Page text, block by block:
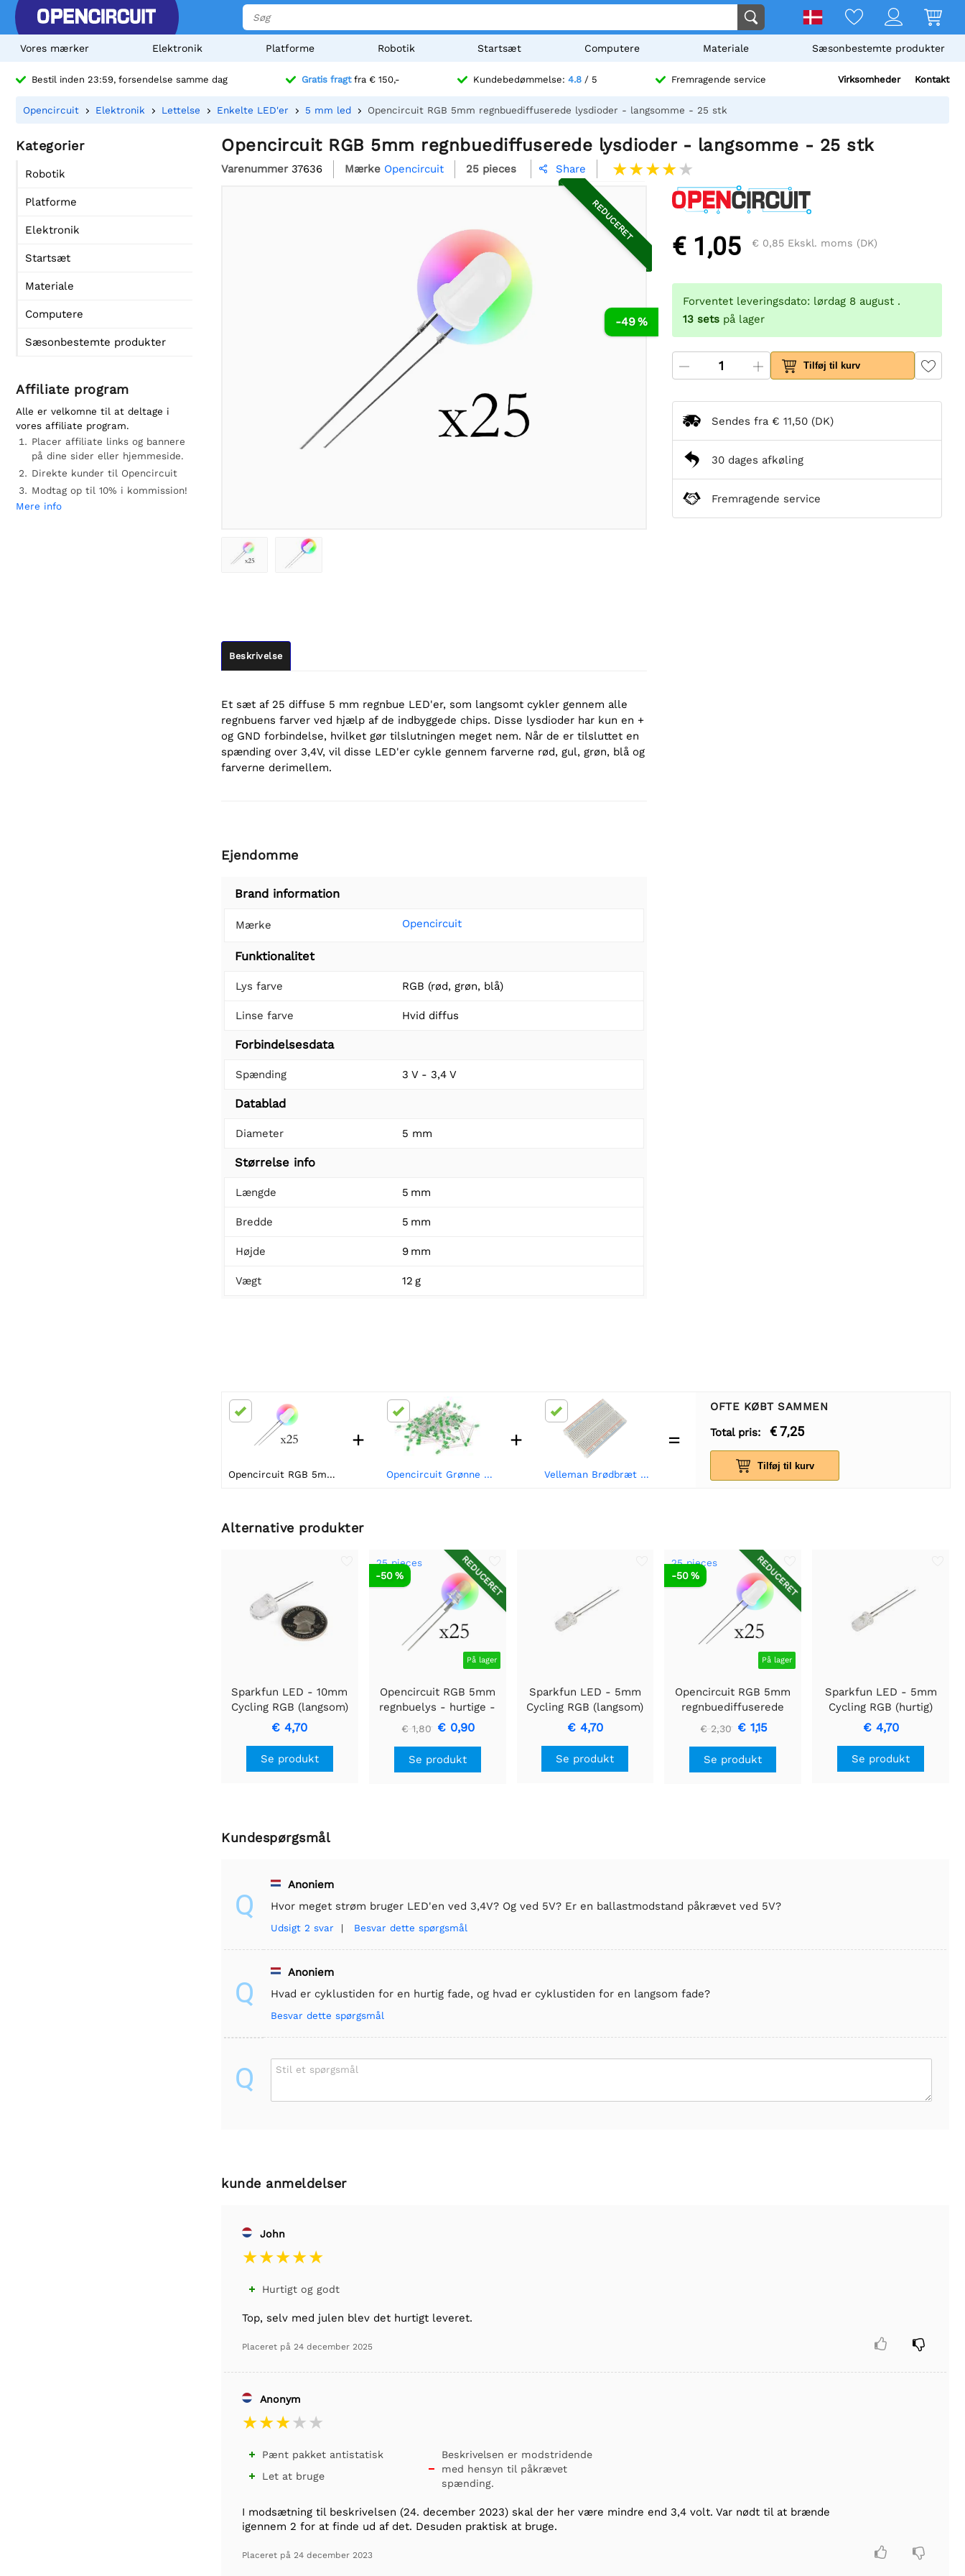
Vores mærker Elektronik Platforme Robotik Startsæt Computere Materiale Sæsonbestemte produkter
Bestil inden 23:59, forsendelse samme dag Gratis fragtfra € 150,- Kundebedømmelse: 4.8 / 5 Fremragende service Virksomheder Kontakt
Opencircuit Elektronik Lettelse Enkelte LED'er 5 mm led Opencircuit RGB 5mm regnbuediffuserede lysdioder - langsomme - 25 stk
Kategorier
Robotik
Platforme
Elektronik
Startsæt
Materiale
Computere
Sæsonbestemte produkter
Affiliate program
Alle er velkomne til at deltage i
vores affiliate program.
Placer affiliate links og bannere
på dine sider eller hjemmeside.
Direkte kunder til Opencircuit
Modtag op til 10% i kommission!
Mere info
Opencircuit RGB 5mm regnbuediffuserede lysdioder - langsomme - 25 stk
Varenummer 37636 Mærke Opencircuit 25 pieces  Share
-49 %
REDUCERET
Beskrivelse
Et sæt af 25 diffuse 5 mm regnbue LED'er, som langsomt cykler gennem alle
regnbuens farver ved hjælp af de indbyggede chips. Disse lysdioder har kun en +
og GND forbindelse, hvilket gør tilslutningen meget nem. Når de er tilsluttet en
spænding over 3,4V, vil disse LED'er cykle gennem farverne rød, gul, grøn, blå og
farverne derimellem.
Ejendomme
Brand information
Mærke Opencircuit
Funktionalitet
Lys farve RGB (rød, grøn, blå)
Linse farve Hvid diffus
Forbindelsesdata
Spænding 3 V - 3,4 V
Datablad
Diameter 5 mm
Størrelse info
Længde 5 mm
Bredde 5 mm
Højde 9 mm
Vægt 12 g
€ 1,05 € 0,85 Ekskl. moms (DK)
Forventet leveringsdato: lørdag 8 august .
13 sets på lager
Tilføj til kurv
Sendes fra € 11,50 (DK)
30 dages afkøling
Fremragende service
Opencircuit RGB 5mm regnbuediffuserede lysdioder - langsomme - 25 stk
+
Opencircuit Grønne 5mm diffuse LED'er - 50 stk
+
Velleman Brødbræt 400 point - hvid
=
OFTE KØBT SAMMEN
Total pris:
€ 7,25
Tilføj til kurv
Alternative produkter
Sparkfun LED - 10mm
Cycling RGB (langsom)
€ 4,70
Se produkt
REDUCERET
25 pieces
På lager
-50 %
Opencircuit RGB 5mm
regnbuelys - hurtige -
25 stk
€ 1,80 € 0,90
Se produkt
Sparkfun LED - 5mm
Cycling RGB (langsom)
€ 4,70
Se produkt
REDUCERET
25 pieces
På lager
-50 %
Opencircuit RGB 5mm
regnbuediffuserede
lysdioder - hurtige - 25
€ 2,30 € 1,15
Se produkt
Sparkfun LED - 5mm
Cycling RGB (hurtig)
€ 4,70
Se produkt
Kundespørgsmål
Q
Anoniem
Hvor meget strøm bruger LED'en ved 3,4V? Og ved 5V? Er en ballastmodstand påkrævet ved 5V?
Udsigt 2 svar | Besvar dette spørgsmål
Q
Anoniem
Hvad er cyklustiden for en hurtig fade, og hvad er cyklustiden for en langsom fade?
Besvar dette spørgsmål
Q Stil et spørgsmål
kunde anmeldelser
John
 Hurtigt og godt
Top, selv med julen blev det hurtigt leveret.
Placeret på 24 december 2025  
Anonym
 Pænt pakket antistatisk
 Let at bruge

Beskrivelsen er modstridende
med hensyn til påkrævet
spænding.
I modsætning til beskrivelsen (24. december 2023) skal der her være mindre end 3,4 volt. Var nødt til at brænde
igennem 2 for at finde ud af det. Desuden praktisk at bruge.
Placeret på 24 december 2023  